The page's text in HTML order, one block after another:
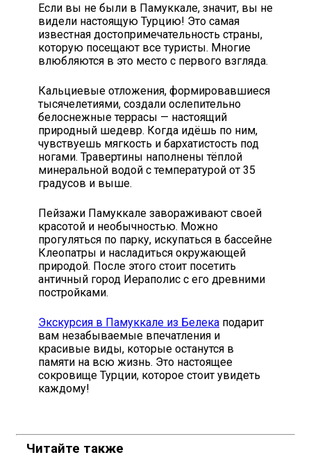
Если вы не были в Памуккале, значит, вы не
видели настоящую Турцию! Это самая
известная достопримечательность страны,
которую посещают все туристы. Многие
влюбляются в это место с первого взгляда.
Кальциевые отложения, формировавшиеся
тысячелетиями, создали ослепительно
белоснежные террасы — настоящий
природный шедевр. Когда идёшь по ним,
чувствуешь мягкость и бархатистость под
ногами. Травертины наполнены тёплой
минеральной водой с температурой от 35
градусов и выше.
Пейзажи Памуккале завораживают своей
красотой и необычностью. Можно
прогуляться по парку, искупаться в бассейне
Клеопатры и насладиться окружающей
природой. После этого стоит посетить
античный город Иераполис с его древними
постройками.
Экскурсия в Памуккале из Белека подарит
вам незабываемые впечатления и
красивые виды, которые останутся в
памяти на всю жизнь. Это настоящее
сокровище Турции, которое стоит увидеть
каждому!
Читайте также